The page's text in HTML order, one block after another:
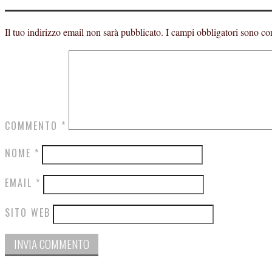
Il tuo indirizzo email non sarà pubblicato. I campi obbligatori sono
COMMENTO *
NOME *
EMAIL *
SITO WEB